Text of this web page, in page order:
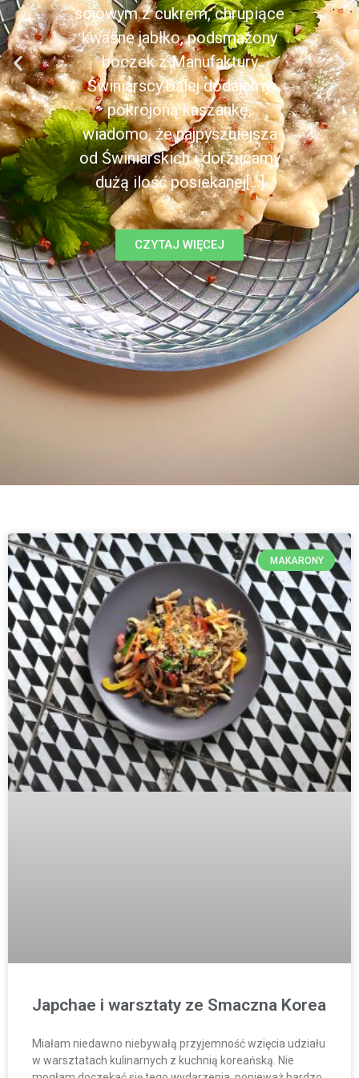
sojowym z cukrem, chrupiące
kwaśne jabłko, podsmażony
boczek z Manufaktury
Świniarscy.Dalej dodajemy
pokrojoną kaszankę,
wiadomo, że najpyszniejsza
od Świniarskich i dorzucamy
dużą ilość posiekanej[...]
CZYTAJ WIĘCEJ
MAKARONY
Japchae i warsztaty ze Smaczna Korea
Miałam niedawno niebywałą przyjemność wzięcia udziału
w warsztatach kulinarnych z kuchnią koreańską. Nie